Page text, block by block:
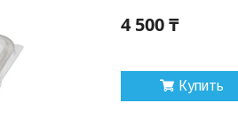
4 500 ₸
Купить